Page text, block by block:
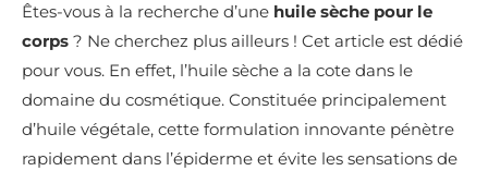
Êtes-vous à la recherche d’une huile sèche pour le
corps ? Ne cherchez plus ailleurs ! Cet article est dédié
pour vous. En effet, l’huile sèche a la cote dans le
domaine du cosmétique. Constituée principalement
d’huile végétale, cette formulation innovante pénètre
rapidement dans l’épiderme et évite les sensations de